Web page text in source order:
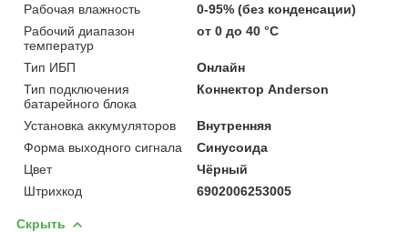
Рабочая влажность
0-95% (без конденсации)
Рабочий диапазон
температур
от 0 до 40 °С
Тип ИБП
Онлайн
Тип подключения
батарейного блока
Коннектор Anderson
Установка аккумуляторов
Внутренняя
Форма выходного сигнала
Синусоида
Цвет
Чёрный
Штрихкод
6902006253005
Скрыть